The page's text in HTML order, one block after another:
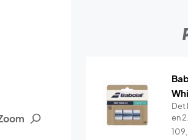
Det
en